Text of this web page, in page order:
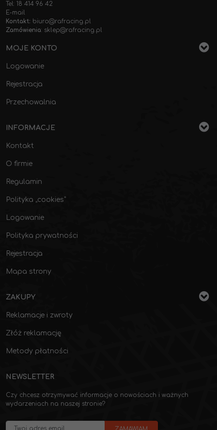
Tel: 18 414 96 42
E-mail
Kontakt: biuro@rafracing.pl
Zamówienia: sklep@rafracing.pl
MOJE KONTO
Logowanie
Rejestracja
Przechowalnia
INFORMACJE
Kontakt
O firmie
Regulamin
Polityka „cookies”
Logowanie
Polityka prywatności
Rejestracja
Mapa strony
ZAKUPY
Reklamacje i zwroty
Złóż reklamację
Metody płatności
NEWSLETTER
Czy chcesz otrzymywać informacje o nowościach i ważnych
wydarzeniach na naszej stronie?